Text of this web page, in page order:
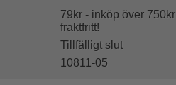
79kr - inköp över 750kr
fraktfritt!
Tillfälligt slut
10811-05